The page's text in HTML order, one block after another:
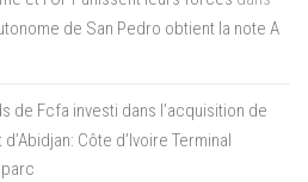
de San Pedro obtient la note A
de Fcfa investi dans l’acquisition de
d’Abidjan: Côte d’Ivoire Terminal